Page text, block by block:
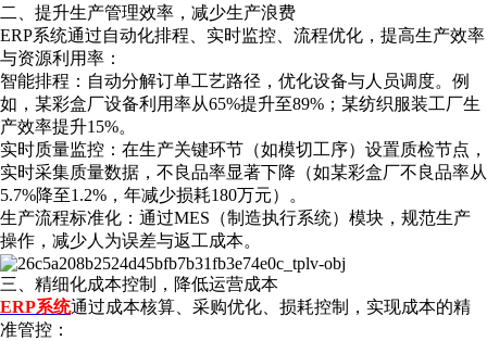
二、提升生产管理效率，减少生产浪费
ERP系统通过自动化排程、实时监控、流程优化，提高生产效率
与资源利用率：
智能排程：自动分解订单工艺路径，优化设备与人员调度。例
如，某彩盒厂设备利用率从65%提升至89%；某纺织服装工厂生
产效率提升15%。
实时质量监控：在生产关键环节（如模切工序）设置质检节点，
实时采集质量数据，不良品率显著下降（如某彩盒厂不良品率从
5.7%降至1.2%，年减少损耗180万元）。
生产流程标准化：通过MES（制造执行系统）模块，规范生产
操作，减少人为误差与返工成本。
三、精细化成本控制，降低运营成本
ERP系统通过成本核算、采购优化、损耗控制，实现成本的精
准管控：